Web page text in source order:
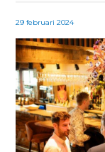
29 februari 2024